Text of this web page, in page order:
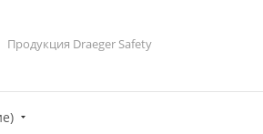
Продукция Draeger Safety